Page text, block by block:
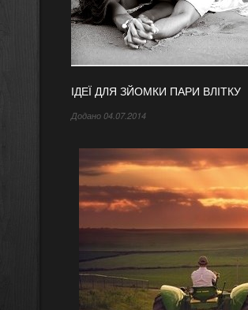
ІДЕЇ ДЛЯ ЗЙОМКИ ПАРИ ВЛІТКУ
Додано 04.07.2014